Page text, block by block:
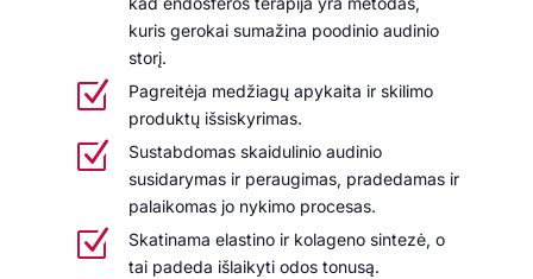
kuris gerokai sumažina poodinio audinio
storį.
Z
Pagreitėja medžiagų apykaita ir skilimo
produktų išsiskyrimas.
Z
Sustabdomas skaidulinio audinio
susidarymas ir peraugimas, pradedamas ir
palaikomas jo nykimo procesas.
Z
Skatinama elastino ir kolageno sintezė, o
tai padeda išlaikyti odos tonusą.